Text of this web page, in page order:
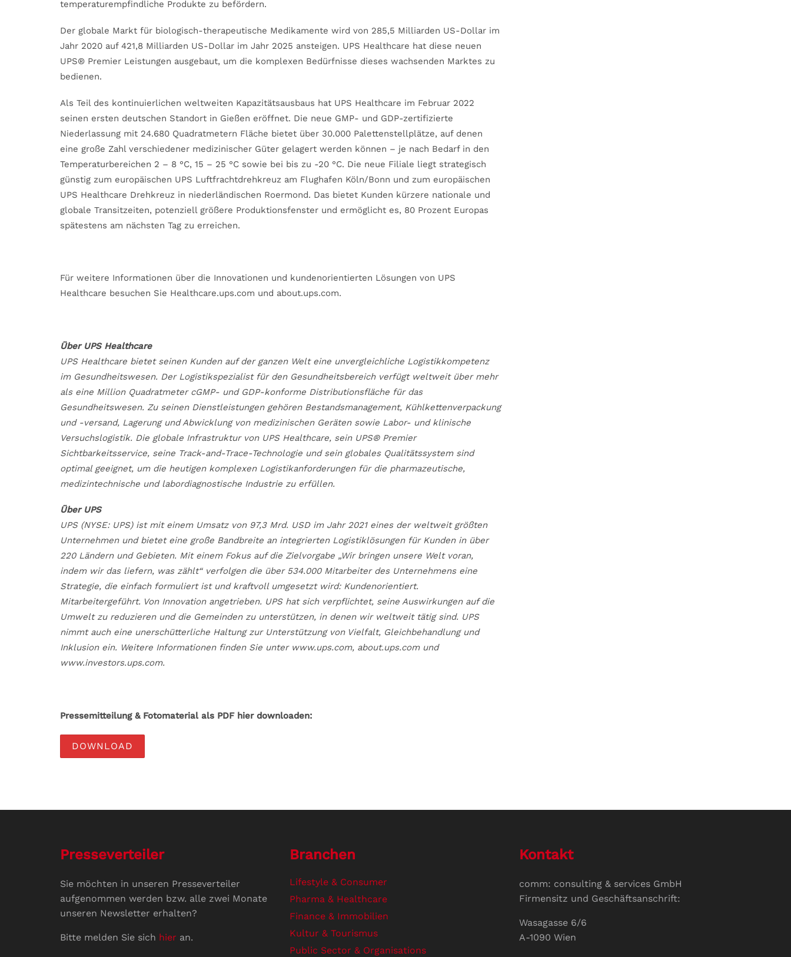
temperaturempfindliche Produkte zu befördern.
Der globale Markt für biologisch-therapeutische Medikamente wird von 285,5 Milliarden US-Dollar im
Jahr 2020 auf 421,8 Milliarden US-Dollar im Jahr 2025 ansteigen. UPS Healthcare hat diese neuen
UPS® Premier Leistungen ausgebaut, um die komplexen Bedürfnisse dieses wachsenden Marktes zu
bedienen.
Als Teil des kontinuierlichen weltweiten Kapazitätsausbaus hat UPS Healthcare im Februar 2022
seinen ersten deutschen Standort in Gießen eröffnet. Die neue GMP- und GDP-zertifizierte
Niederlassung mit 24.680 Quadratmetern Fläche bietet über 30.000 Palettenstellplätze, auf denen
eine große Zahl verschiedener medizinischer Güter gelagert werden können – je nach Bedarf in den
Temperaturbereichen 2 – 8 °C, 15 – 25 °C sowie bei bis zu -20 °C. Die neue Filiale liegt strategisch
günstig zum europäischen UPS Luftfrachtdrehkreuz am Flughafen Köln/Bonn und zum europäischen
UPS Healthcare Drehkreuz in niederländischen Roermond. Das bietet Kunden kürzere nationale und
globale Transitzeiten, potenziell größere Produktionsfenster und ermöglicht es, 80 Prozent Europas
spätestens am nächsten Tag zu erreichen.
Für weitere Informationen über die Innovationen und kundenorientierten Lösungen von UPS
Healthcare besuchen Sie Healthcare.ups.com und about.ups.com.
Über UPS Healthcare
UPS Healthcare bietet seinen Kunden auf der ganzen Welt eine unvergleichliche Logistikkompetenz
im Gesundheitswesen. Der Logistikspezialist für den Gesundheitsbereich verfügt weltweit über mehr
als eine Million Quadratmeter cGMP- und GDP-konforme Distributionsfläche für das
Gesundheitswesen. Zu seinen Dienstleistungen gehören Bestandsmanagement, Kühlkettenverpackung
und -versand, Lagerung und Abwicklung von medizinischen Geräten sowie Labor- und klinische
Versuchslogistik. Die globale Infrastruktur von UPS Healthcare, sein UPS® Premier
Sichtbarkeitsservice, seine Track-and-Trace-Technologie und sein globales Qualitätssystem sind
optimal geeignet, um die heutigen komplexen Logistikanforderungen für die pharmazeutische,
medizintechnische und labordiagnostische Industrie zu erfüllen.
Über UPS
UPS (NYSE: UPS) ist mit einem Umsatz von 97,3 Mrd. USD im Jahr 2021 eines der weltweit größten
Unternehmen und bietet eine große Bandbreite an integrierten Logistiklösungen für Kunden in über
220 Ländern und Gebieten. Mit einem Fokus auf die Zielvorgabe „Wir bringen unsere Welt voran,
indem wir das liefern, was zählt“ verfolgen die über 534.000 Mitarbeiter des Unternehmens eine
Strategie, die einfach formuliert ist und kraftvoll umgesetzt wird: Kundenorientiert.
Mitarbeitergeführt. Von Innovation angetrieben. UPS hat sich verpflichtet, seine Auswirkungen auf die
Umwelt zu reduzieren und die Gemeinden zu unterstützen, in denen wir weltweit tätig sind. UPS
nimmt auch eine unerschütterliche Haltung zur Unterstützung von Vielfalt, Gleichbehandlung und
Inklusion ein. Weitere Informationen finden Sie unter www.ups.com, about.ups.com und
www.investors.ups.com.
Pressemitteilung & Fotomaterial als PDF hier downloaden:
DOWNLOAD
Presseverteiler
Sie möchten in unseren Presseverteiler
aufgenommen werden bzw. alle zwei Monate
unseren Newsletter erhalten?
Bitte melden Sie sich hier an.
Branchen
Lifestyle & Consumer
Pharma & Healthcare
Finance & Immobilien
Kultur & Tourismus
Public Sector & Organisations
Kontakt
comm: consulting & services GmbH
Firmensitz und Geschäftsanschrift:
Wasagasse 6/6
A-1090 Wien